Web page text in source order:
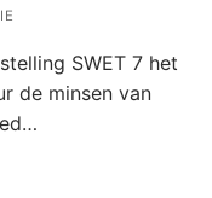
SWET 7 het
de minsen van